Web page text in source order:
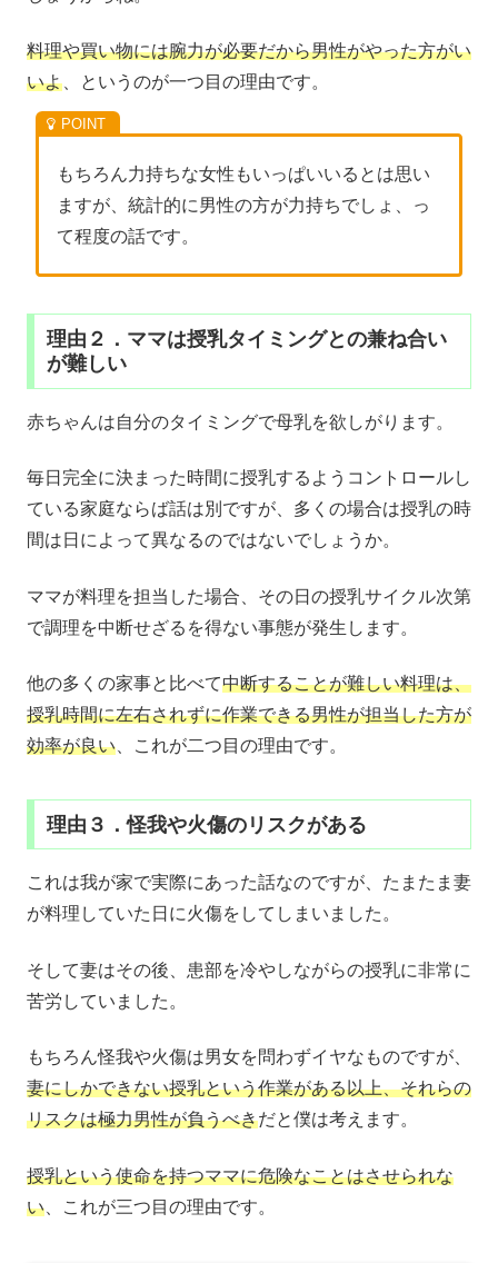
料理や買い物には腕力が必要だから男性がやった方がい
いよ 、というのが一つ目の理由です。
もちろん力持ちな女性もいっぱいいるとは思い
ますが、統計的に男性の方が力持ちでしょ、っ
て程度の話です。
理由２．ママは授乳タイミングとの兼ね合い
が難しい
赤ちゃんは自分のタイミングで母乳を欲しがります。
毎日完全に決まった時間に授乳するようコントロールし
ている家庭ならば話は別ですが、多くの場合は授乳の時
間は日によって異なるのではないでしょうか。
ママが料理を担当した場合、その日の授乳サイクル次第
で調理を中断せざるを得ない事態が発生します。
他の多くの家事と比べて中断することが難しい料理は、
授乳時間に左右されずに作業できる男性が担当した方が
効率が良い 、これが二つ目の理由です。
理由３．怪我や火傷のリスクがある
これは我が家で実際にあった話なのですが、たまたま妻
が料理していた日に火傷をしてしまいました。
そして妻はその後、患部を冷やしながらの授乳に非常に
苦労していました。
もちろん怪我や火傷は男女を問わずイヤなものですが、
妻にしかできない授乳という作業がある以上、それらの
リスクは極力男性が負うべきだと僕は考えます。
授乳という使命を持つママに危険なことはさせられな
い 、これが三つ目の理由です。